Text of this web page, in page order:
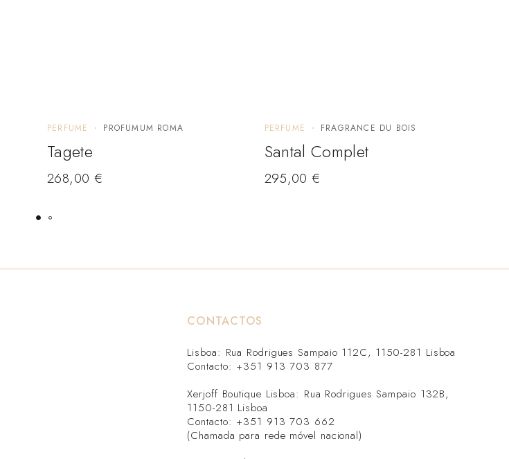
PERFUME PROFUMUM ROMA
Tagete
268,00 €
PERFUME FRAGRANCE DU BOIS
Santal Complet
295,00€
CONTACTOS
Lisboa: Rua Rodrigues Sampaio 112C, 1150-281 Lisboa
Contacto: +351 913 703 877
Xerjoff Boutique Lisboa: Rua Rodrigues Sampaio 132B,
1150-281 Lisboa
Contacto: +351 913 703 662
(Chamada para rede móvel nacional)